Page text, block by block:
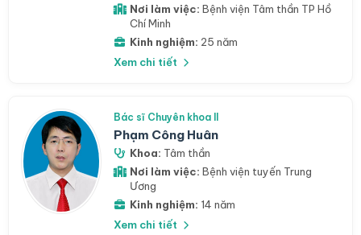
Nơi làm việc: Bệnh viện Tâm thần TP Hồ
Chí Minh
Kinh nghiệm: 25 năm
Xem chi tiết
Bác sĩ Chuyên khoa II
Phạm Công Huân
Khoa: Tâm thần
Nơi làm việc: Bệnh viện tuyến Trung
Ương
Kinh nghiệm: 14 năm
Xem chi tiết